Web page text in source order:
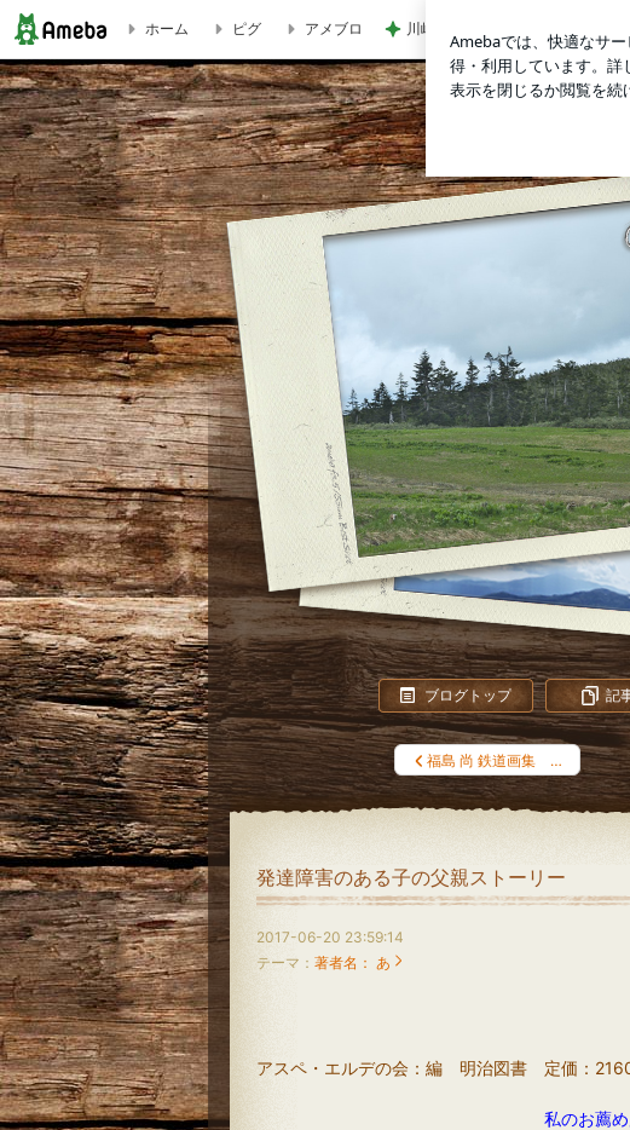
発達障害のある子の父親ストーリー | 私のお薦め本コーナー 自閉症関
ホーム ピグ アメブロ 川崎希 感謝を込めたポストカード
ブログトップ 記
福島 尚 鉄道画集 …
発達障害のある子の父親ストーリー
2017-06-20 23:59:14
テーマ： 著者名： あ
アスペ・エルデの会：編 明治図書 定価：2160
私のお